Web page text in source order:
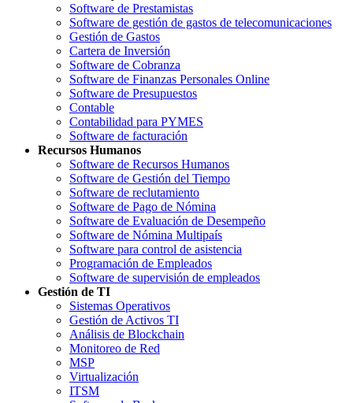
Software de Prestamistas
Software de gestión de gastos de telecomunicaciones
Gestión de Gastos
Cartera de Inversión
Software de Cobranza
Software de Finanzas Personales Online
Software de Presupuestos
Contable
Contabilidad para PYMES
Software de facturación
Recursos Humanos
Software de Recursos Humanos
Software de Gestión del Tiempo
Software de reclutamiento
Software de Pago de Nómina
Software de Evaluación de Desempeño
Software de Nómina Multipaís
Software para control de asistencia
Programación de Empleados
Software de supervisión de empleados
Gestión de TI
Sistemas Operativos
Gestión de Activos TI
Análisis de Blockchain
Monitoreo de Red
MSP
Virtualización
ITSM